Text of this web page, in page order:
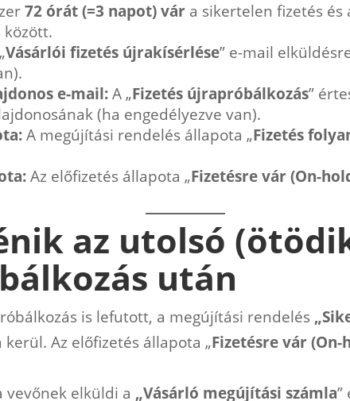
72 órát (=3 napot) vár a sikertelen fizetés és
Vásárlói fizetés újrakísérlése” e-mail
e-mail:A „Fizetés újrapróbálkozás”
(ha engedélyezve van).
A megújítási rendelés állapota „Fizetés
Az előfizetés állapota „Fizetésre vár (On-
az utolsó
után
is lefutott, a megújítási rendelés
Az előfizetés állapota „Fizetésre vár (On-
vevőnek elküldi a „Vásárló megújítási számla”